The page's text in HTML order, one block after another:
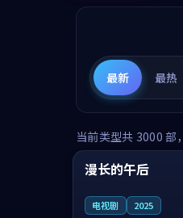
最新 最热
当前类型共 3000 部
中国 高分
漫长的午后
电视剧 2025